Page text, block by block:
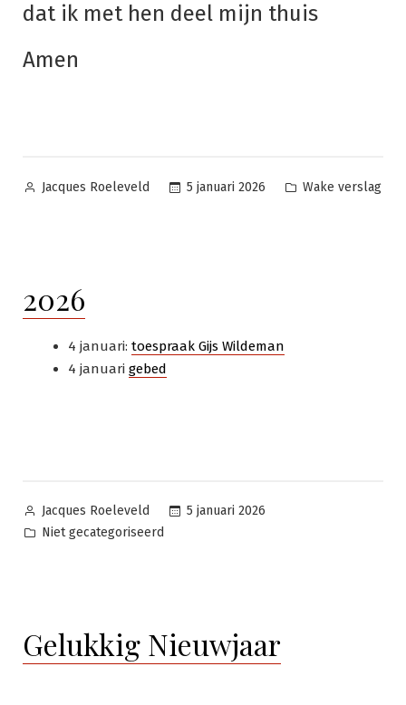
dat ik met hen deel mijn thuis
Amen
Geplaatst
Jacques Roeleveld 5 januari 2026
Geplaatst
Wake verslag
2026
4 januari: toespraak Gijs Wildeman
4 januari gebed
Geplaatst
door
Jacques Roeleveld
5 januari 2026
Geplaatst
Niet gecategoriseerd
Gelukkig Nieuwjaar